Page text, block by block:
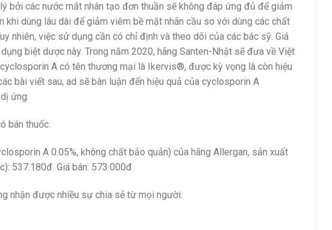
bởi các nước mắt nhân tạo đơn thuần sẽ không đáp ứng đủ để giảm
khi dùng lâu dài để giảm viêm bề mặt nhãn cầu so với dùng các chất
nhiên, việc sử dụng cần có chỉ định và theo dõi của các bác sỹ. Giá
biệt dược này. Trong năm 2020, hãng Santen-Nhật sẽ đưa về Việt
A có tên thương mại là Ikervis®, được kỳ vọng là còn hiệu
bài viết sau, ad sẽ bàn luận đến hiệu quả của cyclosporin A
ứng.
bán thuốc:
A 0.05%, không chất bảo quản) của hãng Allergan, sản xuất
537.180đ. Giá bán: 573.000đ
nhận được nhiều sự chia sẻ từ mọi người.